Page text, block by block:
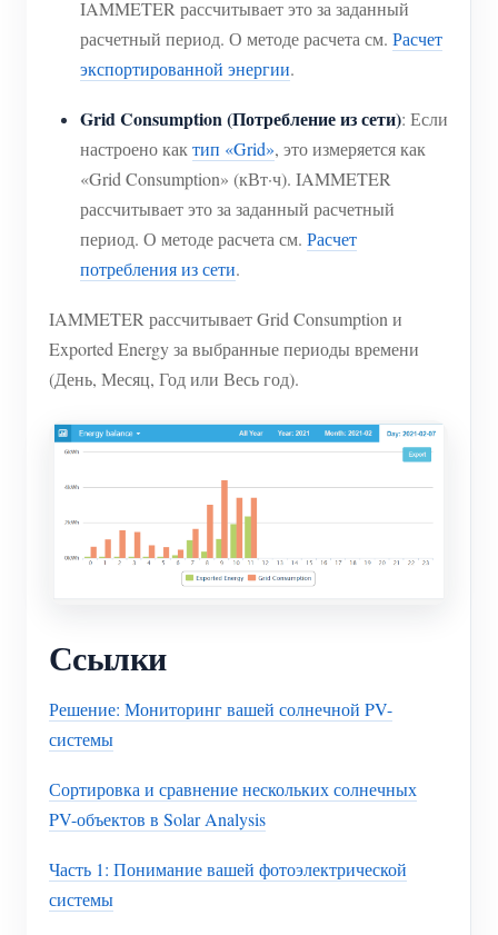
IAMMETER рассчитывает это за заданный
расчетный период. О методе расчета см. Расчет
экспортированной энергии.
Grid Consumption (Потребление из сети): Если
настроено как тип «Grid», это измеряется как
«Grid Consumption» (кВт·ч). IAMMETER
рассчитывает это за заданный расчетный
период. О методе расчета см. Расчет
потребления из сети.
IAMMETER рассчитывает Grid Consumption и
Exported Energy за выбранные периоды времени
(День, Месяц, Год или Весь год).
Ссылки
Решение: Мониторинг вашей солнечной PV-
системы
Сортировка и сравнение нескольких солнечных
PV-объектов в Solar Analysis
Часть 1: Понимание вашей фотоэлектрической
системы